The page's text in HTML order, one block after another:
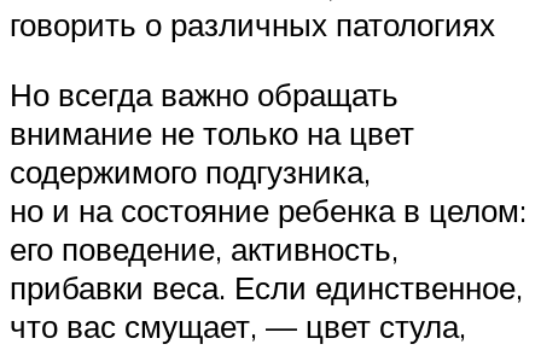
говорить о различных патологиях
Но всегда важно обращать
внимание не только на цвет
содержимого подгузника,
но и на состояние ребенка в целом:
его поведение, активность,
прибавки веса. Если единственное,
что вас смущает, — цвет стула,